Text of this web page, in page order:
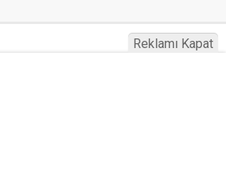
Reklamı Kapat